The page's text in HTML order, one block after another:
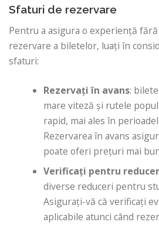
Sfaturi de rezervare
Pentru a asigura o experiență
rezervare a biletelor, luați în
sfaturi:
Rezervați în avans:
mare viteză și rutele
rapid, mai ales în
Rezervarea în avans
poate oferi prețuri mai
Verificați pentru
diverse reduceri pentru
Asigurați-vă că verificați
aplicabile atunci când